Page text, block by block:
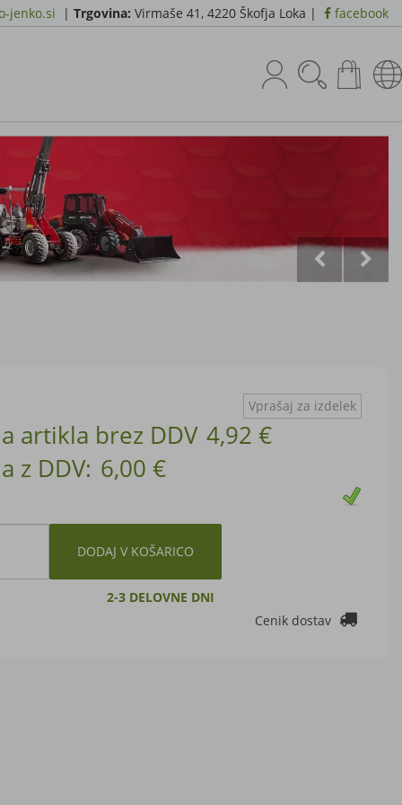
jenko.si | Trgovina: Virmaše 41, 4220 Škofja Loka | facebook
Vprašaj za izdelek
artikla brez DDV 4,92 €
z DDV: 6,00 €
DODAJ V KOŠARICO
2-3 DELOVNE DNI
Cenik dostav